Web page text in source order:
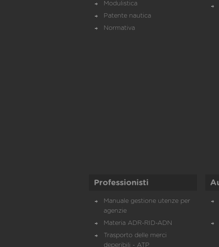
Modulistica
Patente nautica
Normativa
Professionisti
Manuale gestione utenze per
agenzie
Materia ADR-RID-ADN
Trasporto delle merci
deperibili - ATP